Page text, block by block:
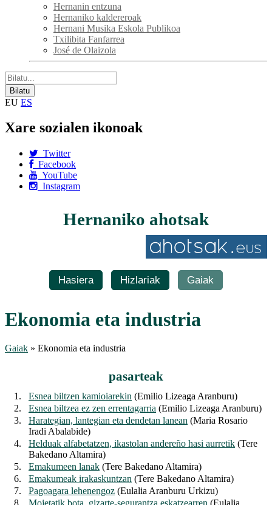
Hernanin entzuna
Hernaniko kaldereroak
Hernani Musika Eskola Publikoa
Txilibita Fanfarrea
José de Olaizola
EU ES
Xare sozialen ikonoak
Twitter
Facebook
YouTube
Instagram
Hernaniko ahotsak
Hasiera Hizlariak Gaiak
Ekonomia eta industria
Gaiak » Ekonomia eta industria
pasarteak
1. Esnea biltzen kamioiarekin (Emilio Lizeaga Aranburu)
2.
Esnea biltzea ez zen errentagarria (Emilio Lizeaga Aranburu)
3.
Harategian, lantegian eta dendetan lanean (Maria Rosario
Iradi Abalabide)
4.
Helduak alfabetatzen, ikastolan andereño hasi aurretik (Tere
Bakedano Altamira)
5.
Emakumeen lanak (Tere Bakedano Altamira)
6.
Emakumeak irakaskuntzan (Tere Bakedano Altamira)
7.
Pagoagara lehenengoz (Eulalia Aranburu Urkizu)